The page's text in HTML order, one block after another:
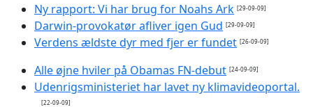
Ny rapport: Vi har brug for Noahs Ark [29-09-09]
Darwin-provokatør afliver igen Gud [29-09-09]
Verdens ældste dyr med fjer er fundet [26-09-09]
Alle øjne hviler på Obamas FN-debut [24-09-09]
Udenrigsministeriet har lavet ny klimavideoportal.
[22-09-09]